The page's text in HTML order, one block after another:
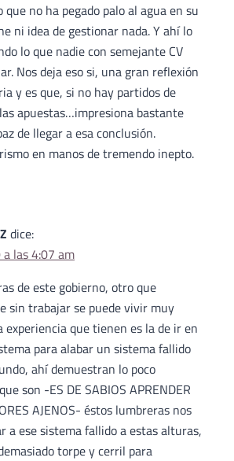
no ha pegado palo al agua en su
ni idea de gestionar nada. Y ahí lo
lo que nadie con semejante CV
Nos deja eso si, una gran reflexión
y es que, si no hay partidos de
apuestas…impresiona bastante
de llegar a esa conclusión.
en manos de tremendo inepto.
dice:
las 4:07 am
de este gobierno, otro que
sin trabajar se puede vivir muy
experiencia que tienen es la de ir en
para alabar un sistema fallido
ahí demuestran lo poco
son -ES DE SABIOS APRENDER
AJENOS- éstos lumbreras nos
a ese sistema fallido a estas alturas,
torpe y cerril para